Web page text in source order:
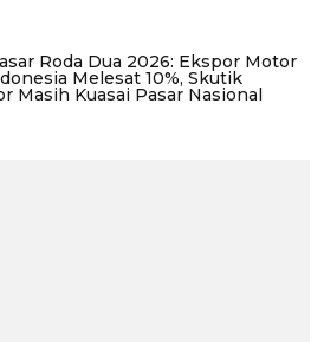
Roda Dua 2026: Ekspor Motor
Melesat 10%, Skutik
Masih Kuasai Pasar Nasional